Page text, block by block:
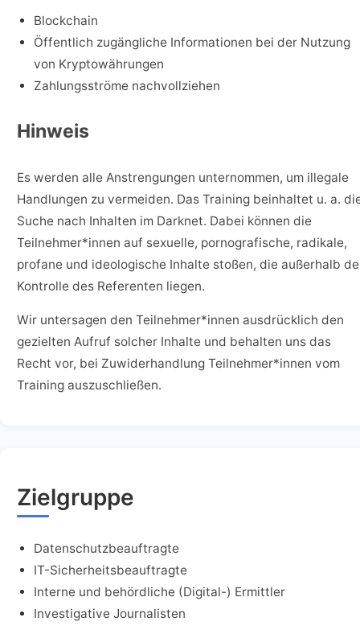
Blockchain
Öffentlich zugängliche Informationen bei der Nutzung
von Kryptowährungen
Zahlungsströme nachvollziehen
Hinweis
Es werden alle Anstrengungen unternommen, um illegale
Handlungen zu vermeiden. Das Training beinhaltet u. a.
Suche nach Inhalten im Darknet. Dabei können die
Teilnehmer*innen auf sexuelle, pornografische, radikale,
profane und ideologische Inhalte stoßen, die außerhalb
Kontrolle des Referenten liegen.
Wir untersagen den Teilnehmer*innen ausdrücklich den
gezielten Aufruf solcher Inhalte und behalten uns das
Recht vor, bei Zuwiderhandlung Teilnehmer*innen vom
Training auszuschließen.
Zielgruppe
Datenschutzbeauftragte
IT-Sicherheitsbeauftragte
Interne und behördliche (Digital-) Ermittler
Investigative Journalisten